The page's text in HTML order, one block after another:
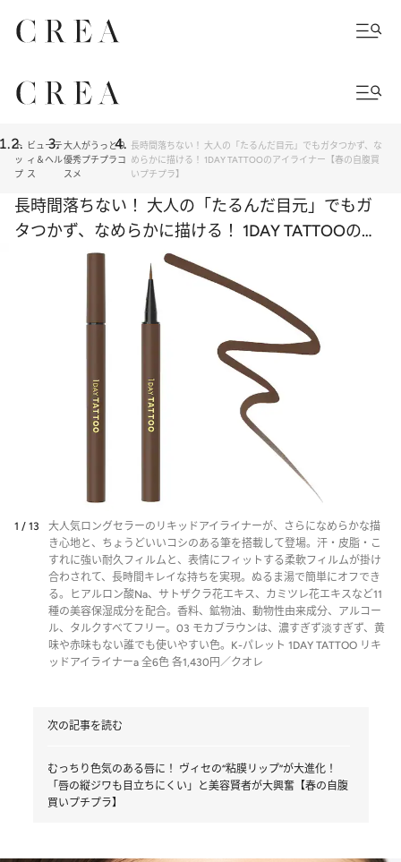
ト
ッ
プ
ビューテ
ィ＆ヘル
ス
大人がうっとり
優秀プチプラコ
スメ
長時間落ちない！ 大人の「たるんだ目元」でもガタつかず、な
めらかに描ける！ 1DAY TATTOOのアイライナー【春の自腹買
いプチプラ】
長時間落ちない！ 大人の「たるんだ目元」でもガ
タつかず、なめらかに描ける！ 1DAY TATTOOのア
イライナー【春の自腹買いプチプラ】
1 / 13
大人気ロングセラーのリキッドアイライナーが、さらになめらかな描
き心地と、ちょうどいいコシのある筆を搭載して登場。汗・皮脂・こ
すれに強い耐久フィルムと、表情にフィットする柔軟フィルムが掛け
合わされて、長時間キレイな持ちを実現。ぬるま湯で簡単にオフでき
る。ヒアルロン酸Na、サトザクラ花エキス、カミツレ花エキスなど11
種の美容保湿成分を配合。香料、鉱物油、動物性由来成分、アルコー
ル、タルクすべてフリー。03 モカブラウンは、濃すぎず淡すぎず、黄
味や赤味もない誰でも使いやすい色。K-パレット 1DAY TATTOO リキ
ッドアイライナーa 全6色 各1,430円／クオレ
次の記事を読む
むっちり色気のある唇に！ ヴィセの“粘膜リップ”が大進化！
「唇の縦ジワも目立ちにくい」と美容賢者が大興奮【春の自腹
買いプチプラ】